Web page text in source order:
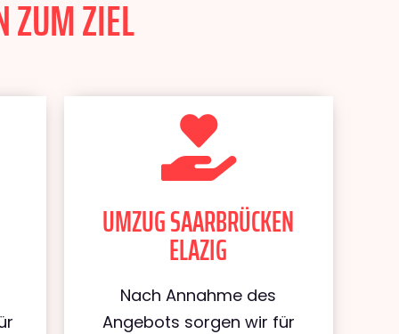
ZUM ZIEL
UMZUG SAARBRÜCKEN
ELAZIG
Nach Annahme des
Angebots sorgen wir für